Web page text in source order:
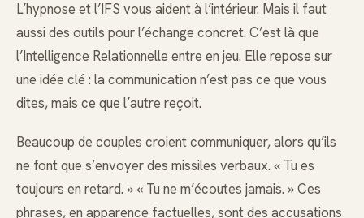
L’hypnose et l’IFS vous aident à l’intérieur. Mais il faut
aussi des outils pour l’échange concret. C’est là que
l’Intelligence Relationnelle entre en jeu. Elle repose sur
une idée clé : la communication n’est pas ce que vous
dites, mais ce que l’autre reçoit.
Beaucoup de couples croient communiquer, alors qu’ils
ne font que s’envoyer des missiles verbaux. « Tu es
toujours en retard. » « Tu ne m’écoutes jamais. » Ces
phrases, en apparence factuelles, sont des accusations